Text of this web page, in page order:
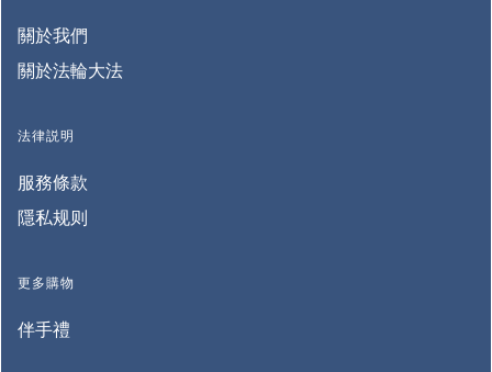
關於我們
關於法輪大法
法律説明
服務條款
隱私规则
更多購物
伴手禮